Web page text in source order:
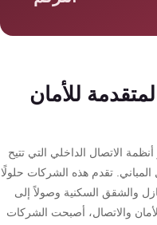
للأمان
الاتصال الداخلي التي تتيح
تقدم هذه الشركات حلولًا
والشقق السكنية وصولاً إلى
والاتصال، أصبحت الشركات